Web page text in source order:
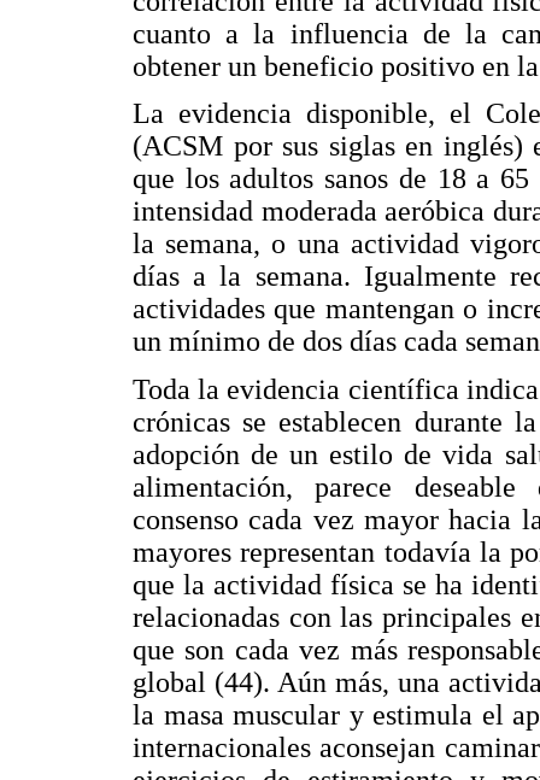
cuanto a la influencia de la
obtener un beneficio positivo en
La evidencia disponible, el
(ACSM por sus siglas en inglés)
que los adultos sanos de 18 a
intensidad moderada aeróbica
la semana, o una actividad
días a la semana. Igualmente
actividades que mantengan o
un mínimo de dos días cada
Toda la evidencia científica
crónicas se establecen durante
adopción de un estilo de vida
alimentación, parece
consenso cada vez mayor hacia
mayores representan todavía la
que la actividad física se ha
relacionadas con las principales
que son cada vez más
global (44). Aún más, una
la masa muscular y estimula el
internacionales aconsejan